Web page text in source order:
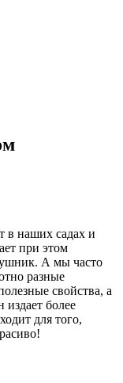
в наших садах и
при этом
А мы часто
разные
свойства, а
более
для того,